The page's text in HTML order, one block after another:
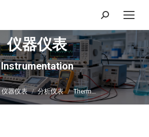
搜
索：
仪器仪表
Instrumentation
你在这里：
仪器仪表 分析仪表 Therm…